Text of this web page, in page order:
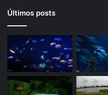
Últimos posts